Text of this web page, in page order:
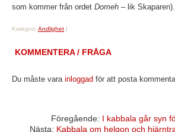
som kommer från ordet Domeh – lik Skaparen).
Kategori: Andlighet |
KOMMENTERA / FRÅGA
Du måste vara inloggad för att posta
Föregående: I kabbala går syn
Nästa: Kabbala om helgon och